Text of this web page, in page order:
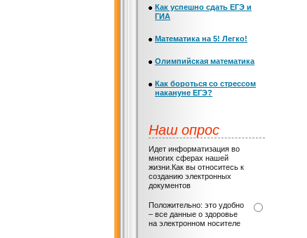
Как успешно сдать ЕГЭ и
ГИА
Математика на 5! Легко!
Олимпийская математика
Как бороться со стрессом
накануне ЕГЭ?
Наш опрос
Идет информатизация во
многих сферах нашей
жизни.Как вы относитесь к
созданию электронных
документов
Положительно: это удобно
– все данные о здоровье
на электронном носителе